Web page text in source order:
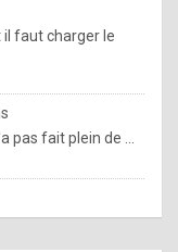
faut charger le
pas fait plein de ...